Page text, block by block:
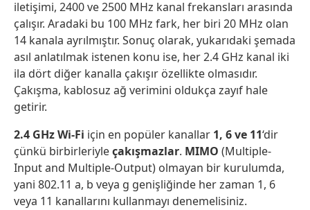
iletişimi, 2400 ve 2500 MHz kanal frekansları arasında
çalışır. Aradaki bu 100 MHz fark, her biri 20 MHz olan
14 kanala ayrılmıştır. Sonuç olarak, yukarıdaki şemada
asıl anlatılmak istenen konu ise, her 2.4 GHz kanal iki
ila dört diğer kanalla çakışır özellikte olmasıdır.
Çakışma, kablosuz ağ verimini oldukça zayıf hale
getirir.
2.4 GHz Wi-Fi için en popüler kanallar 1, 6 ve 11‘dir
çünkü birbirleriyleçakışmazlar. MIMO (Multiple-
Input and Multiple-Output) olmayan bir kurulumda,
yani 802.11 a, b veya g genişliğinde her zaman 1, 6
veya 11 kanallarını kullanmayı denemelisiniz.